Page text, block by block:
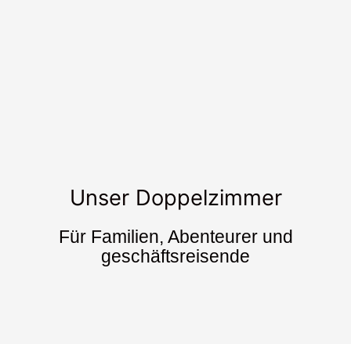
Unser Doppelzimmer
Für Familien, Abenteurer und
geschäftsreisende